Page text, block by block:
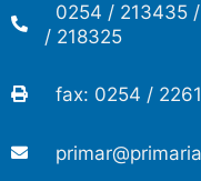
0254 / 213435
/ 218325
fax: 0254 /